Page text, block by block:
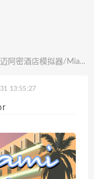
迈阿密酒店模拟器/Miami Hotel Simulator
13:55:27